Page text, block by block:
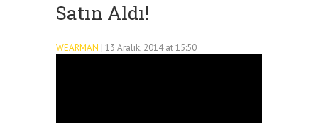
Satın Aldı!
WEARMAN | 13 Aralık, 2014 at 15:50